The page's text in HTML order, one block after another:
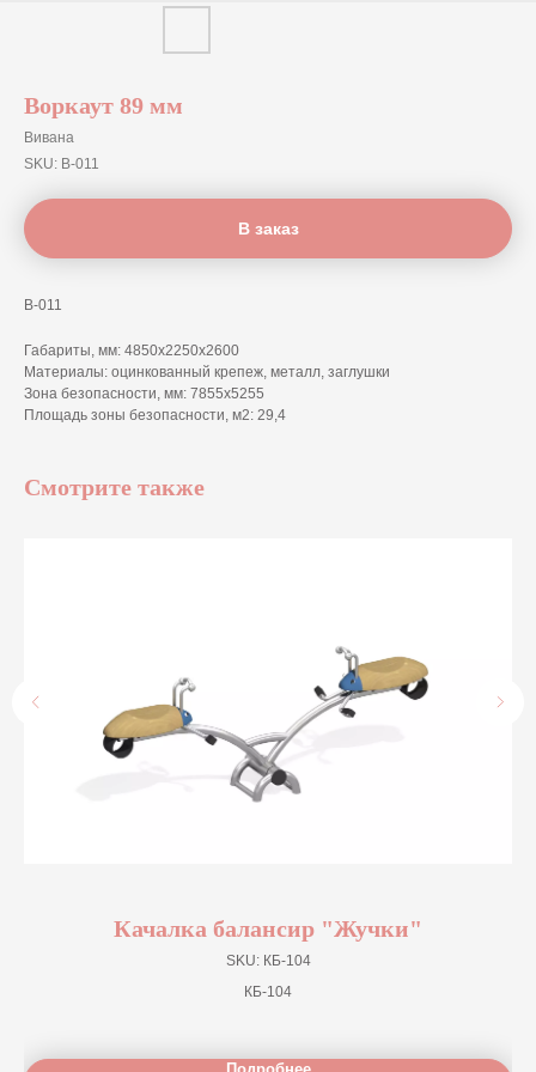
Воркаут 89 мм
Вивана
SKU: В-011
В заказ
В-011
Габариты, мм: 4850x2250x2600
Материалы: оцинкованный крепеж, металл, заглушки
Зона безопасности, мм: 7855x5255
Площадь зоны безопасности, м2: 29,4
Смотрите также
Качалка балансир "Жучки"
SKU: КБ-104
КБ-104